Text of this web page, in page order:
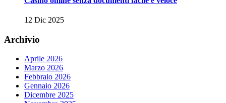
12 Dic 2025
Archivio
Aprile 2026
Marzo 2026
Febbraio 2026
Gennaio 2026
Dicembre 2025